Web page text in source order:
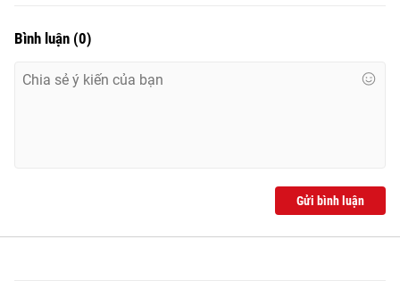
Bình luận (0)
Gửi bình luận